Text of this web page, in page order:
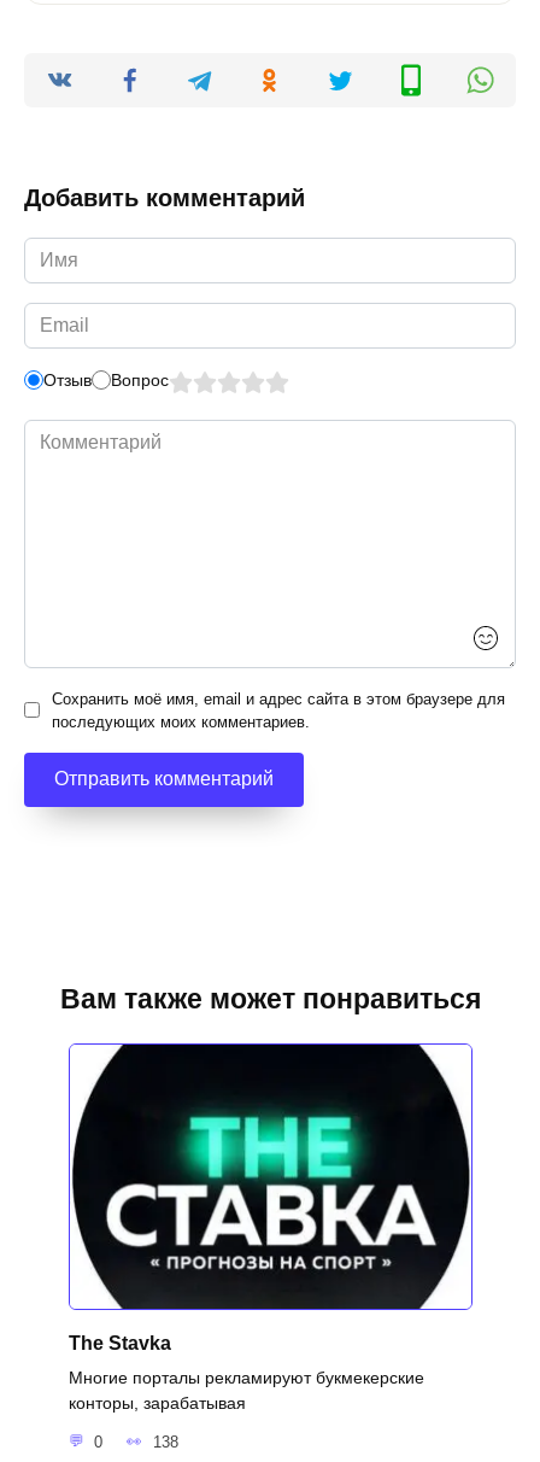
Добавить комментарий
Имя
*
Email
*
Отзыв Вопрос
Комментарий
Сохранить моё имя, email и адрес сайта в этом браузере для
последующих моих комментариев.
Вам также может понравиться
The Stavka
Многие порталы рекламируют букмекерские
конторы, зарабатывая
0 138